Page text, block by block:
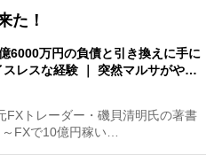
た！
6000万円の負債と引き換えに手に
スレスな経験 ｜ 突然マルサがや…
トレーダー・磯貝清明氏の著書
FXで10億円稼い…